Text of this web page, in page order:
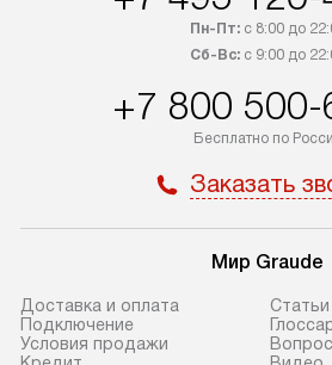
Пн-Пт:с 8:00 до
Сб-Вс:с 9:00 до
+7 800 500-
Бесплатно по
Заказать
Мир Graude
Доставка и оплата
Подключение
Условия продажи